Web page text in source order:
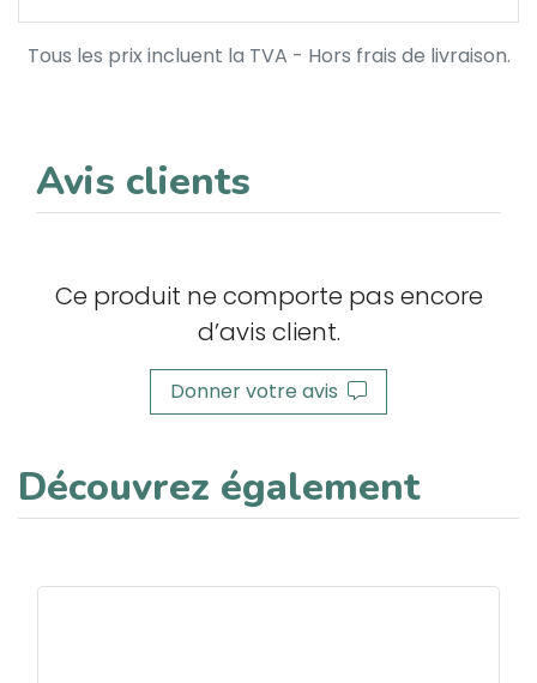
Tous les prix incluent la TVA - Hors frais de livraison.
Avis clients
Ce produit ne comporte pas encore
d’avis client.
Donner votre avis
Découvrez également